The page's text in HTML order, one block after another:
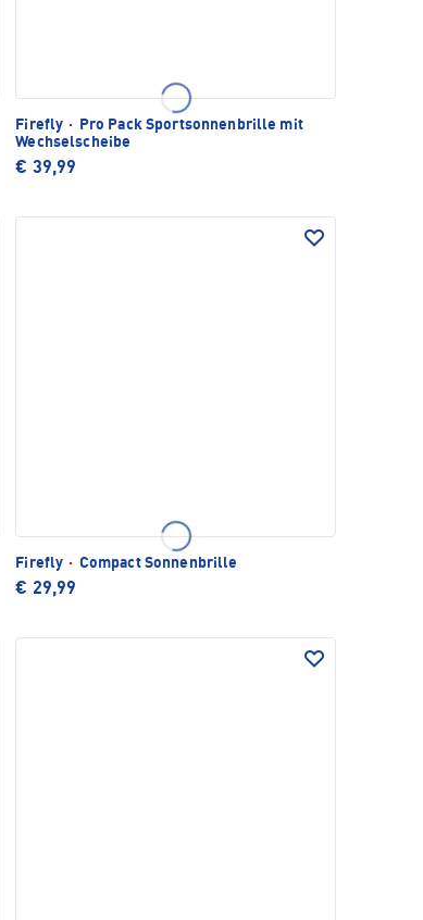
Firefly ·
Pro Pack Sportsonnenbrille mit
Wechselscheibe
€ 39,99
Firefly · Compact Sonnenbrille
€ 29,99